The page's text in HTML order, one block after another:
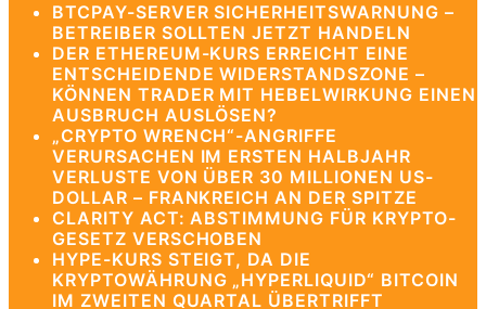
BTCPAY-SERVER SICHERHEITSWARNUNG –
BETREIBER SOLLTEN JETZT HANDELN
DER ETHEREUM-KURS ERREICHT EINE
ENTSCHEIDENDE WIDERSTANDSZONE –
KÖNNEN TRADER MIT HEBELWIRKUNG EINEN
AUSBRUCH AUSLÖSEN?
„CRYPTO WRENCH“-ANGRIFFE
VERURSACHEN IM ERSTEN HALBJAHR
VERLUSTE VON ÜBER 30 MILLIONEN US-
DOLLAR – FRANKREICH AN DER SPITZE
CLARITY ACT: ABSTIMMUNG FÜR KRYPTO-
GESETZ VERSCHOBEN
HYPE-KURS STEIGT, DA DIE
KRYPTOWÄHRUNG „HYPERLIQUID“ BITCOIN
IM ZWEITEN QUARTAL ÜBERTRIFFT